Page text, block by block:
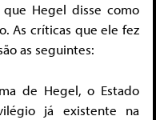
Hegel disse como
As críticas que ele fez
as seguintes:
de Hegel, o Estado
já existente na